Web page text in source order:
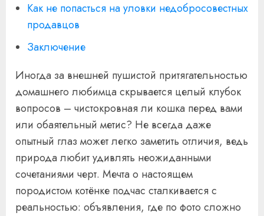
Как не попасться на уловки недобросовестных
продавцов
Заключение
Иногда за внешней пушистой притягательностью
домашнего любимца скрывается целый клубок
вопросов – чистокровная ли кошка перед вами
или обаятельный метис? Не всегда даже
опытный глаз может легко заметить отличия, ведь
природа любит удивлять неожиданными
сочетаниями черт. Мечта о настоящем
породистом котёнке подчас сталкивается с
реальностью: объявления, где по фото сложно